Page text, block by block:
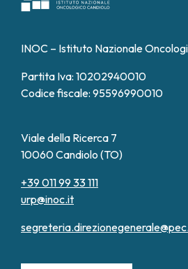
INOC – Istituto Nazionale
Partita Iva: 10202940010
Codice fiscale: 95596990010
Viale della Ricerca 7
10060 Candiolo (TO)
+39 011 99 33 111
urp@inoc.it